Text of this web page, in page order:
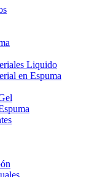
Liquido
en Espuma